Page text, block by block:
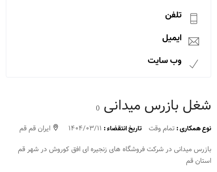
تلفن
ایمیل
وب سایت
شغل بازرس میدانی ()
نوع همکاری : تمام وقت تاریخ انتقضاء :
ایران قم قم
بازرس میدانی در شرکت فروشگاه های زنجیره ای افق کوروش در شهر قم
استان قم